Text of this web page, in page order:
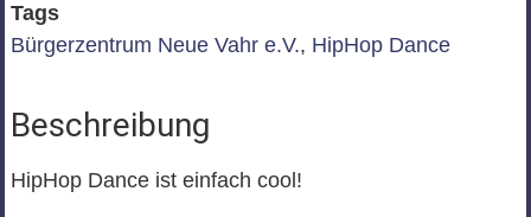
Tags
Bürgerzentrum Neue Vahr e.V., Hip­Hop Dance
Beschreibung
Hip­Hop Dance ist ein­fach cool!